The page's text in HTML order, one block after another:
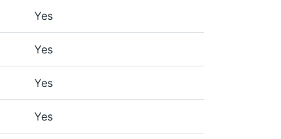
Yes
Yes
Yes
Yes